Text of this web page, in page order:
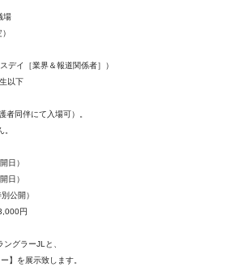
場
デイ［業界＆報道関係者］）
以下
者同伴にて入場可）。
日）
日）
公開）
円
グラーJLと、
】を展示致します。